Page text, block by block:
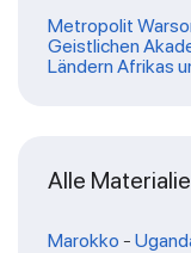
Metropolit
Geistlichen
Ländern Afrikas
Alle
Marokko -